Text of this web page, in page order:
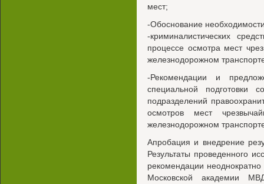
мест;
-Обоснование
-криминалистических
процессе осмотра мест
железнодорожном
-Рекомендации и
специальной подготовки
подразделений
осмотров мест
железнодорожном
Апробация и внедрение
Результаты проведенного
рекомендации
Московской академии